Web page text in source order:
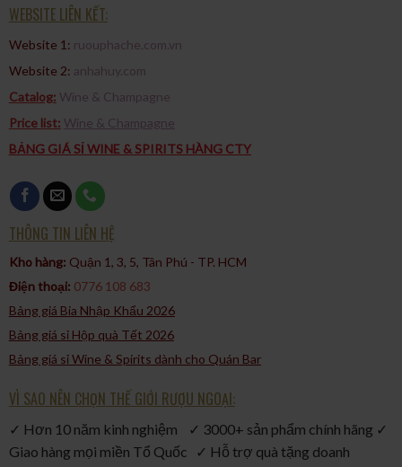
WEBSITE LIÊN KẾT:
Website 1: ruouphache.com.vn
Website 2: anhahuy.com
Catalog: Wine & Champagne
Price list: Wine & Champagne
BẢNG GIÁ SỈ WINE & SPIRITS HÀNG CTY
THÔNG TIN LIÊN HỆ
Kho hàng: Quận 1, 3, 5, Tân Phú - TP. HCM​
Điện thoại: 0776 108 683
Bảng giá Bia Nhập Khẩu 2026
Bảng giá sỉ Hộp quà Tết 2026
Bảng giá sỉ Wine & Spirits dành cho Quán Bar
VÌ SAO NÊN CHỌN THẾ GIỚI RƯỢU NGOẠI:
✓ Hơn 10 năm kinh nghiệm ✓ 3000+ sản phẩm chính hãng ✓
Giao hàng mọi miền Tổ Quốc ✓ Hỗ trợ quà tặng doanh